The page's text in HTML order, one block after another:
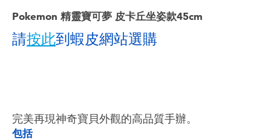
任天堂 Switch
生活雜貨
Pokemon 精靈寶可夢 皮卡丘坐姿款45cm
請按此到蝦皮網站選購
完美再現神奇寶貝外觀的高品質手辦。
包括